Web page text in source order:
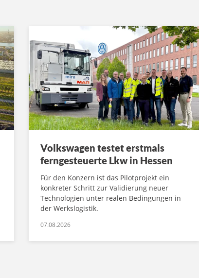
Volkswagen testet erstmals
ferngesteuerte Lkw in Hessen
Für den Konzern ist das Pilotprojekt ein
konkreter Schritt zur Validierung neuer
Technologien unter realen Bedingungen in
der Werkslogistik.
07.08.2026